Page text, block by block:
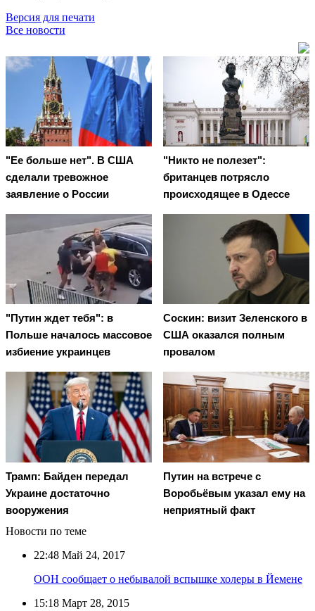
Версия для печати
Все новости
"Ее больше нет". В США
сделали тревожное
заявление о России
"Никто не полезет":
британцев потрясло
происходящее в Одессе
"Путин ждет тебя": в
Польше началось массовое
избиение украинцев
Соскин: визит Зеленского в
США оказался полным
провалом
Трамп: Байден передал
Украине достаточно
вооружения
Путин на встрече с
Воробьёвым указал ему на
неприятный факт
Новости по теме
22:48 Май 24, 2017
ООН сообщает о небывалой вспышке холеры в Йемене
15:18 Март 28, 2015